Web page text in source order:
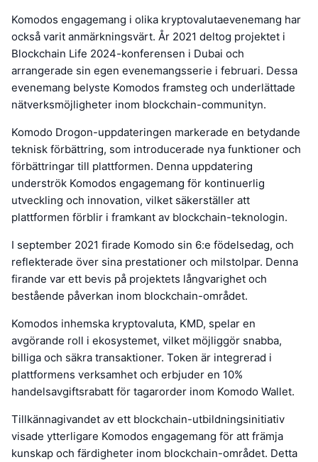
Komodos engagemang i olika kryptovalutaevenemang har
också varit anmärkningsvärt. År 2021 deltog projektet i
Blockchain Life 2024-konferensen i Dubai och
arrangerade sin egen evenemangsserie i februari. Dessa
evenemang belyste Komodos framsteg och underlättade
nätverksmöjligheter inom blockchain-communityn.
Komodo Drogon-uppdateringen markerade en betydande
teknisk förbättring, som introducerade nya funktioner och
förbättringar till plattformen. Denna uppdatering
underströk Komodos engagemang för kontinuerlig
utveckling och innovation, vilket säkerställer att
plattformen förblir i framkant av blockchain-teknologin.
I september 2021 firade Komodo sin 6:e födelsedag, och
reflekterade över sina prestationer och milstolpar. Denna
firande var ett bevis på projektets långvarighet och
bestående påverkan inom blockchain-området.
Komodos inhemska kryptovaluta, KMD, spelar en
avgörande roll i ekosystemet, vilket möjliggör snabba,
billiga och säkra transaktioner. Token är integrerad i
plattformens verksamhet och erbjuder en 10%
handelsavgiftsrabatt för tagarorder inom Komodo Wallet.
Tillkännagivandet av ett blockchain-utbildningsinitiativ
visade ytterligare Komodos engagemang för att främja
kunskap och färdigheter inom blockchain-området. Detta